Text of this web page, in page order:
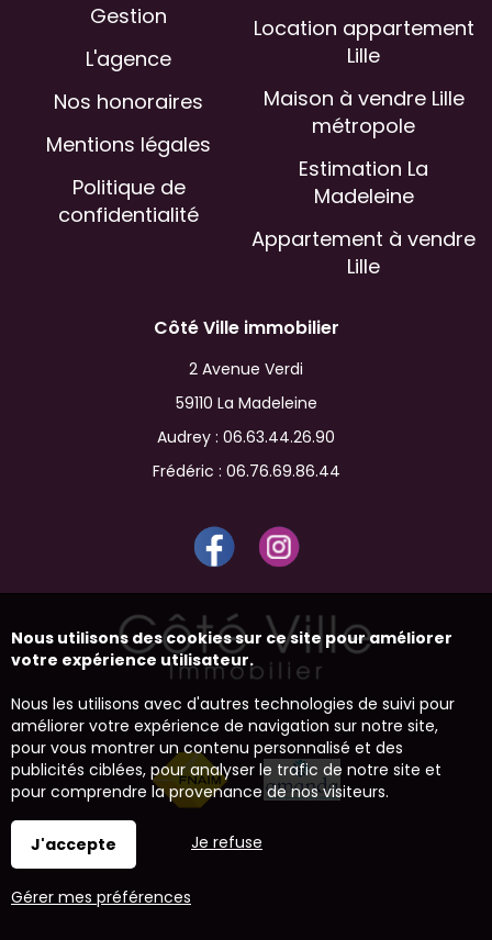
Gestion
L'agence
Nos honoraires
Mentions légales
Politique de
confidentialité
Location appartement
Lille
Maison à vendre Lille
métropole
Estimation La
Madeleine
Appartement à vendre
Lille
Côté Ville immobilier
2 Avenue Verdi
59110 La Madeleine
Audrey : 06.63.44.26.90
Frédéric : 06.76.69.86.44
Nous utilisons des cookies sur ce site pour améliorer
votre expérience utilisateur.
Nous les utilisons avec d'autres technologies de suivi pour
améliorer votre expérience de navigation sur notre site,
pour vous montrer un contenu personnalisé et des
publicités ciblées, pour analyser le trafic de notre site et
pour comprendre la provenance de nos visiteurs.
J'accepte Je refuse
Gérer mes préférences